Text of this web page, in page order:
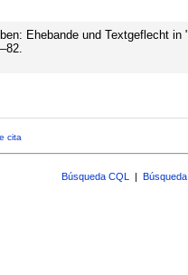
Ehebande und Textgeflecht
cita
Búsqueda CQL |